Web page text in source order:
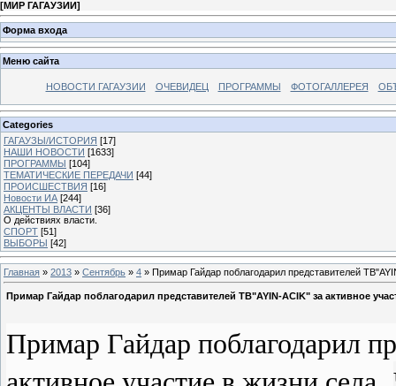
[МИР ГАГАУЗИИ]
Форма входа
Меню сайта
НОВОСТИ ГАГАУЗИИ ОЧЕВИДЕЦ ПРОГРАММЫ ФОТОГАЛЛЕРЕЯ
Categories
ГАГАУЗЫ/ИСТОРИЯ [17]
НАШИ НОВОСТИ [1633]
ПРОГРАММЫ [104]
ТЕМАТИЧЕСКИЕ ПЕРЕДАЧИ [44]
ПРОИСШЕСТВИЯ [16]
Новости ИА [244]
АКЦЕНТЫ ВЛАСТИ [36]
О действиях власти.
СПОРТ [51]
ВЫБОРЫ [42]
Главная » 2013 » Сентябрь » 4 » Примар Гайдар поблагодарил представителей
Примар Гайдар поблагодарил представителей ТВ"AYIN-ACIK" за активное
Примар Гайдар поблагодарил